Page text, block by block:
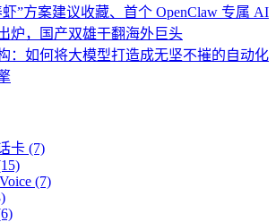
虾”方案建议收藏、首个 OpenClaw 专属 AI
炉，国产双雄干翻海外巨头
：如何将大模型打造成无坚不摧的自动化
卡 (7)
(7)